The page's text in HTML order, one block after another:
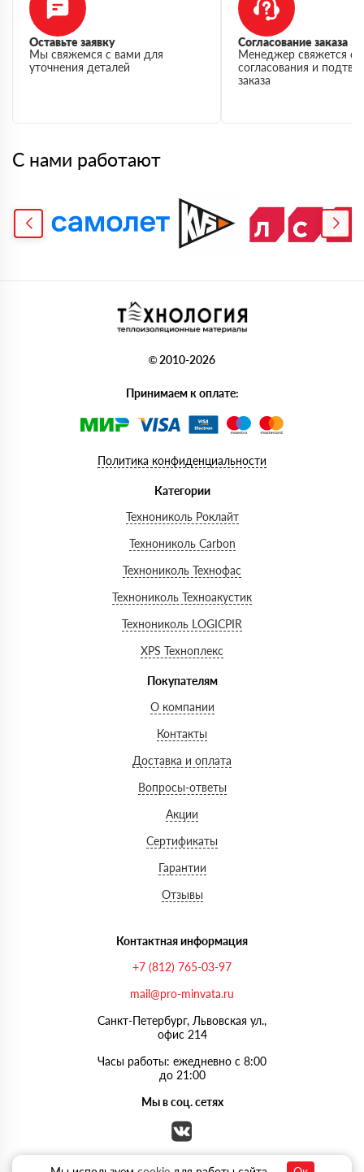
Оставьте заявку
Мы свяжемся с вами для
уточнения деталей
Согласование заказа
Менеджер свяжется с
согласования и
заказа
С нами работают
© 2010-2026
Принимаем к оплате:
Политика конфиденциальности
Категории
Технониколь Роклайт
Технониколь Carbon
Технониколь Технофас
Технониколь Техноакустик
Технониколь LOGICPIR
XPS Техноплекс
Покупателям
О компании
Контакты
Доставка и оплата
Вопросы-ответы
Акции
Сертификаты
Гарантии
Отзывы
Контактная информация
+7 (812) 765-03-97
mail@pro-minvata.ru
Санкт-Петербург, Львовская ул.,
офис 214
Часы работы: ежедневно с 8:00
до 21:00
Мы в соц. сетях